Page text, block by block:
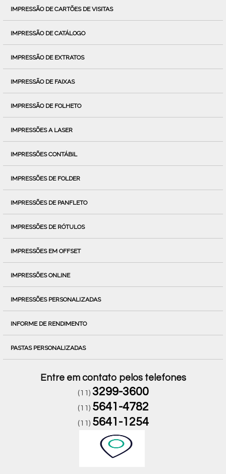
IMPRESSÃO DE CARTÕES DE VISITAS
IMPRESSÃO DE CATÁLOGO
IMPRESSÃO DE EXTRATOS
IMPRESSÃO DE FAIXAS
IMPRESSÃO DE FOLHETO
IMPRESSÕES A LASER
IMPRESSÕES CONTÁBIL
IMPRESSÕES DE FOLDER
IMPRESSÕES DE PANFLETO
IMPRESSÕES DE RÓTULOS
IMPRESSÕES EM OFFSET
IMPRESSÕES ONLINE
IMPRESSÕES PERSONALIZADAS
INFORME DE RENDIMENTO
PASTAS PERSONALIZADAS
Entre em contato pelos telefones
(11) 3299-3600
(11) 5641-4782
(11) 5641-1254